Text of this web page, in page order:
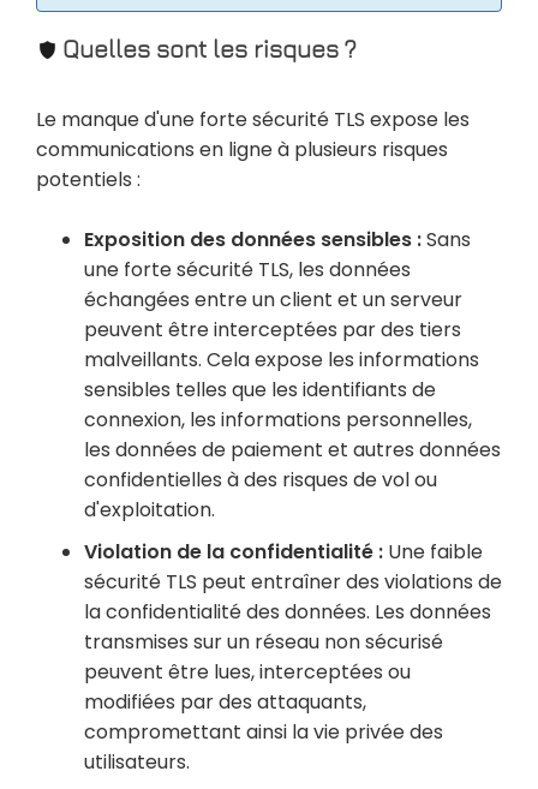
Quelles sont les risques ?
Le manque d'une forte sécurité TLS expose les
communications en ligne à plusieurs risques
potentiels :
Exposition des données sensibles :Sans
une forte sécurité TLS, les données
échangées entre un client et un serveur
peuvent être interceptées par des tiers
malveillants. Cela expose les informations
sensibles telles que les identifiants de
connexion, les informations personnelles,
les données de paiement et autres données
confidentielles à des risques de vol ou
d'exploitation.
Violation de la confidentialité : Une faible
sécurité TLS peut entraîner des violations de
la confidentialité des données. Les données
transmises sur un réseau non sécurisé
peuvent être lues, interceptées ou
modifiées par des attaquants,
compromettant ainsi la vie privée des
utilisateurs.